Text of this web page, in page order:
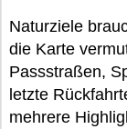
Naturziele
die Karte
Passstraßen,
letzte
mehrere